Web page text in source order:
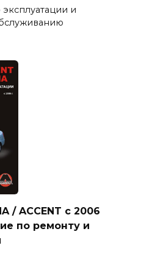
и
/ ACCENT с 2006
по ремонту и